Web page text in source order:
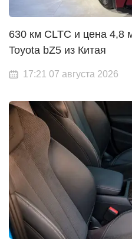
630 км CLTC и цена 4,8
Toyota bZ5 из Китая
17:21 07 августа 2026